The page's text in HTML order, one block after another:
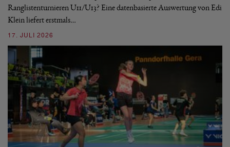
Ranglistenturnieren U11/U13? Eine datenbasierte Auswertung von Edi
Klein liefert erstmals…
17. JULI 2026